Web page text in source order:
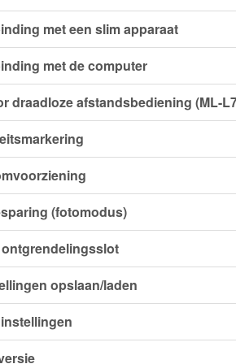
met een slim apparaat
met de computer
draadloze afstandsbediening (ML-
(fotomodus)
opslaan/laden